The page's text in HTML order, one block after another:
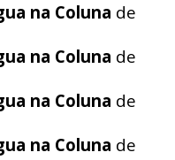
na Coluna de
na Coluna de
na Coluna de
na Coluna de